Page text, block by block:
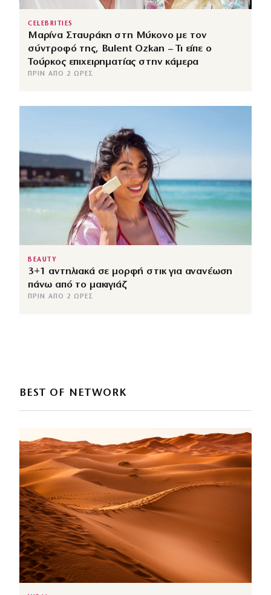
CELEBRITIES
Μαρίνα Σταυράκη στη Μύκονο με τον
σύντροφό της, Bulent Ozkan – Τι είπε ο
Τούρκος επιχειρηματίας στην κάμερα
ΠΡΙΝ ΑΠΌ 2 ΏΡΕΣ
BEAUTY
3+1 αντηλιακά σε μορφή στικ για ανανέωση
πάνω από το μακιγιάζ
ΠΡΙΝ ΑΠΌ 2 ΏΡΕΣ
BEST OF NETWORK